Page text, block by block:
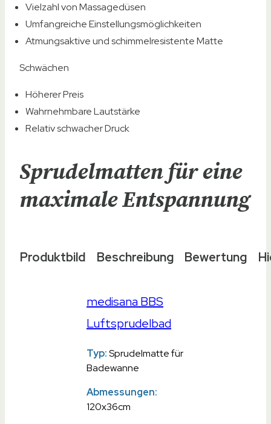
Vielzahl von Massagedüsen
Umfangreiche Einstellungsmöglichkeiten
Atmungsaktive und schimmelresistente Matte
Schwächen
Höherer Preis
Wahrnehmbare Lautstärke
Relativ schwacher Druck
Sprudelmatten für eine
maximale Entspannung
Produktbild Beschreibung Bewertung
medisana BBS
Luftsprudelbad
Typ:Sprudelmatte für
Badewanne
Abmessungen:
120x36cm